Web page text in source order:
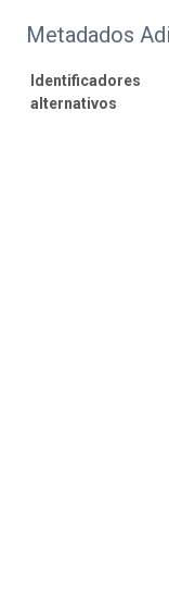
Metadados
Identificadores
alternativos